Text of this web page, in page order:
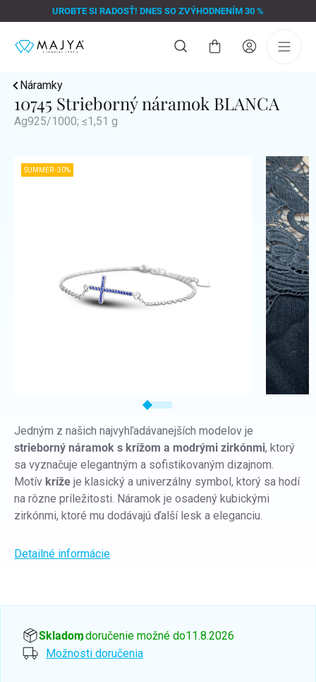
na
UROBTE SI RADOSŤ! DNES SO ZVÝHODNENÍM 30 %
Nákupný
Náramky
10745 Strieborný náramok BLANCA
Ag925/1000; ≤1,51 g
SUMMER -30%
Jedným z našich najvyhľadávanejších modelov je
strieborný náramok s krížom a modrými zirkónmi, ktorý
sa vyznačuje elegantným a sofistikovaným dizajnom.
Motív kríže je klasický a univerzálny symbol, ktorý sa hodí
na rôzne príležitosti. Náramok je osadený kubickými
zirkónmi, ktoré mu dodávajú ďalší lesk a eleganciu.
Detailné informácie
Skladom, doručenie možné do11.8.2026
Možnosti doručenia